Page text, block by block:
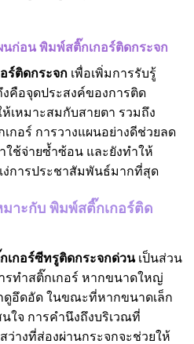
ก่อน พิมพ์สติ๊กเกอร์ติดกระจก
ร์ติดกระจก เพื่อเพิ่มการรับรู้
คือจุดประสงค์ของการติด
เหมาะสมกับสายตา รวมถึง
กอร์ การวางแผนอย่างดีช่วยลด
ใช้จ่ายซ้ำซ้อน และยังทำให้
การประชาสัมพันธ์มากที่สุด
าะกับ พิมพ์สติ๊กเกอร์ติด
เกอร์ซีทรูติดกระจกด่วนเป็นส่วน
รทำสติ๊กเกอร์ หากขนาดใหญ่
ดูอึดอัด ในขณะที่หากขนาดเล็ก
ใจ การคำนึงถึงบริเวณที่
ว่างที่ส่องผ่านกระจกจะช่วยให้